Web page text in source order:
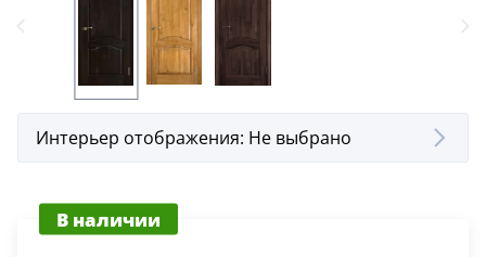
Интерьер отображения: Не выбрано
В наличии